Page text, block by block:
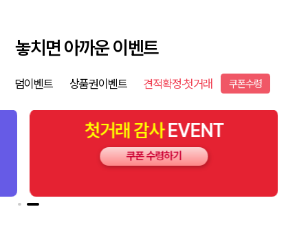
놓치면 아까운 이벤트
덤이벤트 상품권이벤트 견적확정·첫거래 쿠폰수령
첫거래 감사EVENT
쿠폰 수령하기